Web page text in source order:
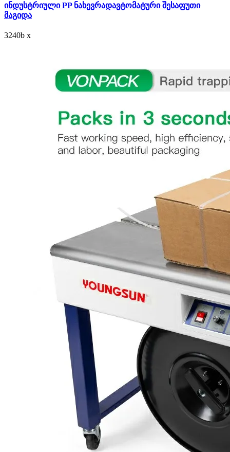
ინდუსტრიული PP ნახევრადავტომატური შესაფუთი
მაგიდა
3240b x